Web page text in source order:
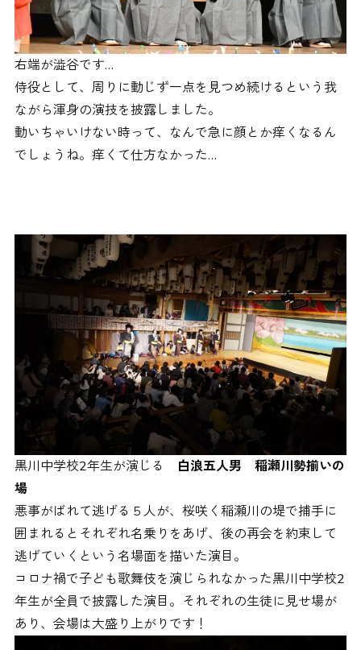
右端が澁谷です…
侍役として、周りに動じず一点を見つめ続けるという我
ながら渾身の演技を披露しました。
動いちゃいけない時って、なんで急に顔とか痒くなるん
でしょうね。痒くて仕方なかった…
黒川中学校2年生が演じる 白浪五人男 稲瀬川勢揃いの
場
悪事がばれて逃げる５人が、桜咲く稲瀬川の堤で捕手に
囲まれるとそれぞれ名乗りをあげ、後の再会を約束して
逃げていくという名場面を描いた演目。
コロナ禍で子ども歌舞伎を演じられなかった黒川中学校2
年生が全員で披露した演目。それぞれの生徒に見せ場が
あり、会場は大盛り上がりです！